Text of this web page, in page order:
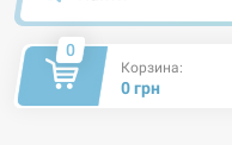
0
Корзина:
0 грн